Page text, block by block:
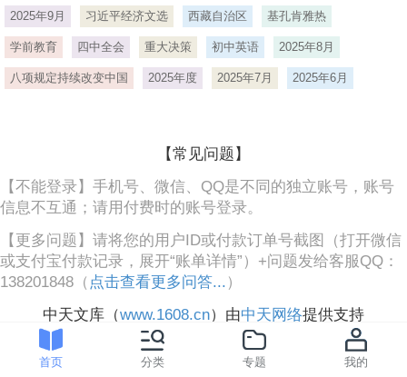
2025年9月 习近平经济文选 西藏自治区 基孔肯雅热
学前教育 四中全会 重大决策 初中英语 2025年8月
八项规定持续改变中国 2025年度 2025年7月 2025年6月
【常见问题】
【不能登录】手机号、微信、QQ是不同的独立账号，账号
信息不互通；请用付费时的账号登录。
【更多问题】请将您的用户ID或付款订单号截图（打开微信
或支付宝付款记录，展开“账单详情”）+问题发给客服QQ：
138201848（ 点击查看更多问答... ）
中天文库（www.1608.cn）由中天网络提供支持
首页 分类 专题 我的